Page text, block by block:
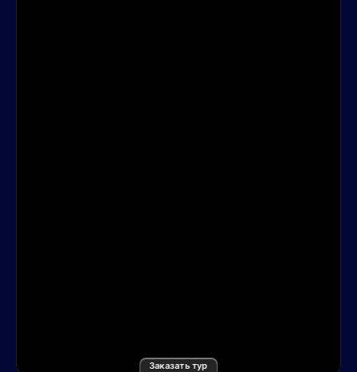
Заказать тур